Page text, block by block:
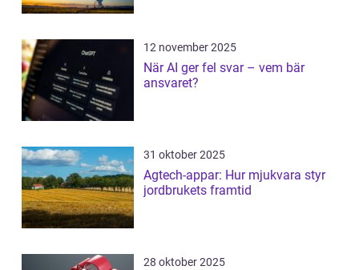
12 november 2025
När AI ger fel svar – vem bär
ansvaret?
31 oktober 2025
Agtech-appar: Hur mjukvara styr
jordbrukets framtid
28 oktober 2025